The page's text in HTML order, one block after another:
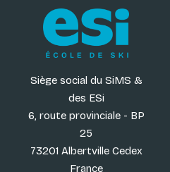
Siège social du SiMS &
des ESi
6, route provinciale - BP
25
73201 Albertville Cedex
France